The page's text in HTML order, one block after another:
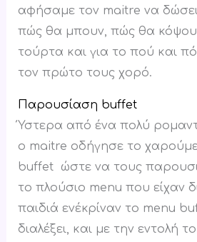
αφήσαμε τον maitre να δώσει
πώς θα μπουν, πώς θα
τούρτα και για το πού και
τον πρώτο τους χορό.
Παρουσίαση buffet
Ύστερα από ένα πολύ
ο maitre οδήγησε το
buffet ώστε να τους
το πλούσιο menu που είχαν
παιδιά ενέκρίναν το menu
διαλέξει, και με την εντολή